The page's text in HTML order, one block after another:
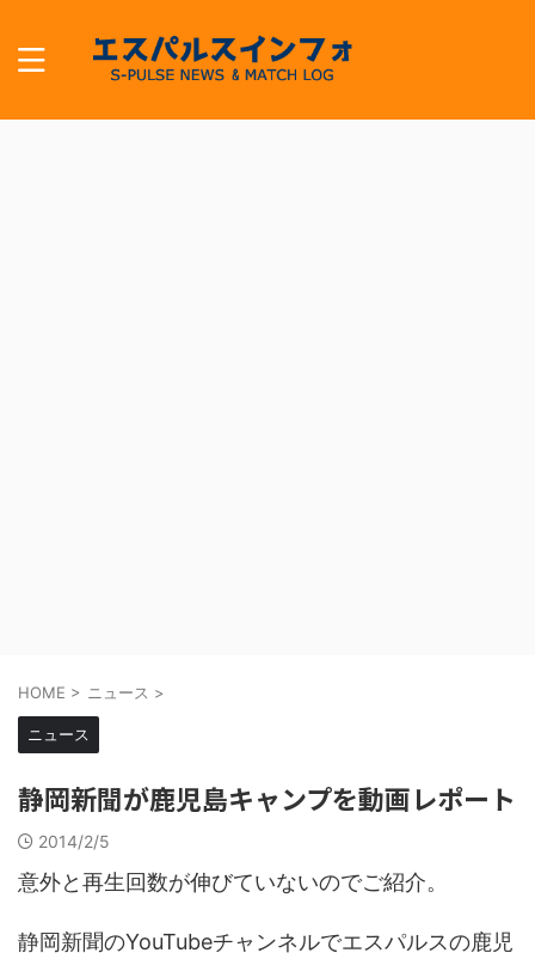
HOME > ニュース >
ニュース
静岡新聞が鹿児島キャンプを動画レポート
2014/2/5
意外と再生回数が伸びていないのでご紹介。
静岡新聞のYouTubeチャンネルでエスパルスの鹿児